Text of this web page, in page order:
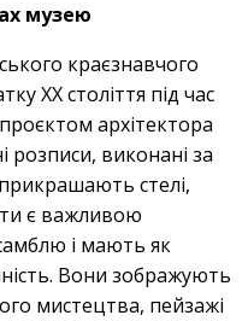
музею
краєзнавчого
ХХ століття під час
архітектора
розписи, виконані за
стелі,
є важливою
і мають як
Вони зображують
мистецтва, пейзажі